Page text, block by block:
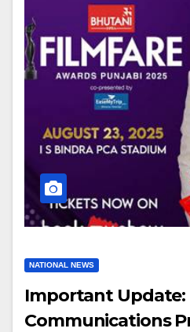
NATIONAL NEWS
Important Update:
Communications